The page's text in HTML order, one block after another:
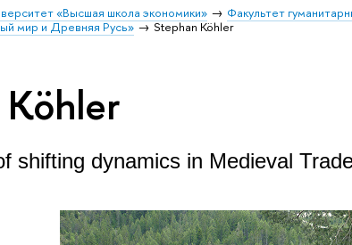
«Высшая школа экономики» Факультет
мир и Древняя Русь» Stephan Köhler
shifting dynamics in Medieval